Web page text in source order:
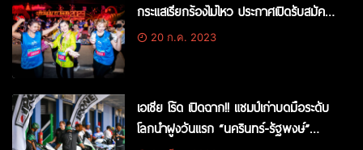
กระแสเรียกร้องไม่ไหว ประกาศเปิดรับสมัคร
นักวิ่งทั่วโลก 5 ส.ค.นี้
20 ก.ค. 2023
เอเชีย โร้ด เปิดฉาก!! แชมป์เก่าบดมือระดับ
โลกนำฝูงวันแรก “นครินทร์-รัฐพงษ์”